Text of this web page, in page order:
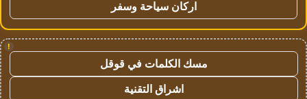
اركان سياحة وسفر
!
مسك الكلمات في قوقل
اشراق التقنية